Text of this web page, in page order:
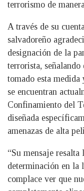
terrorismo de
A través de su
salvadoreño
designación de la
terrorista,
tomado esta
se encuentran
Confinamiento del
diseñada
amenazas de alta
“Su mensaje
determinación en la
complace ver que